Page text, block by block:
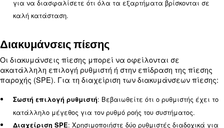
ακούσιες αλλαγές στη ρύθμιση πίεσης.
Μάθετε περισσότερα από τους ειδικούς μας!